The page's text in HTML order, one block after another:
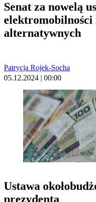
Senat za nowelą
elektromobilności
alternatywnych
Patrycja Rojek-Socha
05.12.2024 | 00:00
Ustawa
prezydenta